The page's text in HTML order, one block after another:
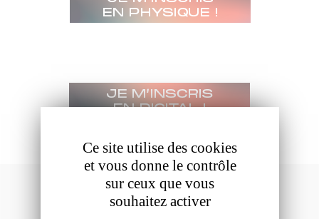
Partenaires
Ce site utilise des cookies
et vous donne le contrôle
sur ceux que vous
souhaitez activer